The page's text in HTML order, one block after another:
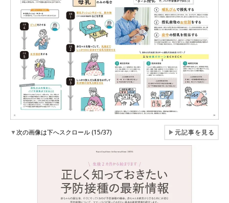
▼次の画像は下へスクロール (15/37) ▶元記事を見る